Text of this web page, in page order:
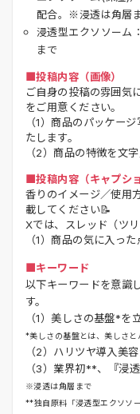
配合。※浸透は角層
浸透型エクソソーム
まで
■投稿内容（画像）
ご自身の投稿の雰囲気
をご用意ください。
（1）商品のパッケー
たします。
（2）商品の特徴を文
■投稿内容（キャプショ
香りのイメージ／使用
載してください📝
Xでは、スレッド（ツ
（1）商品の気に入っ
■キーワード
以下キーワードを意識
す。
（1）美しさの基盤*を
*美しさの基盤とは、美しさと
（2）ハリツヤ導入美
（3）業界初**、『浸
※浸透は角層まで
**独自原料「浸透型エクソソ